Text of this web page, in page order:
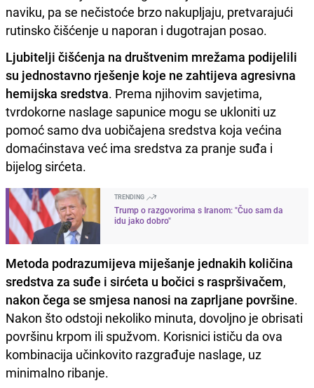
naviku, pa se nečistoće brzo nakupljaju, pretvarajući
rutinsko čišćenje u naporan i dugotrajan posao.
Ljubitelji čišćenja na društvenim mrežama podijelili
su jednostavno rješenje koje ne zahtijeva agresivna
hemijska sredstva. Prema njihovim savjetima,
tvrdokorne naslage sapunice mogu se ukloniti uz
pomoć samo dva uobičajena sredstva koja većina
domaćinstava već ima sredstva za pranje suđa i
bijelog sirćeta.
TRENDING
Trump o razgovorima s Iranom: "Čuo sam da
idu jako dobro"
Metoda podrazumijeva miješanje jednakih količina
sredstva za suđe i sirćeta u bočici s raspršivačem,
nakon čega se smjesa nanosi na zaprljane površine.
Nakon što odstoji nekoliko minuta, dovoljno je obrisati
površinu krpom ili spužvom. Korisnici ističu da ova
kombinacija učinkovito razgrađuje naslage, uz
minimalno ribanje.